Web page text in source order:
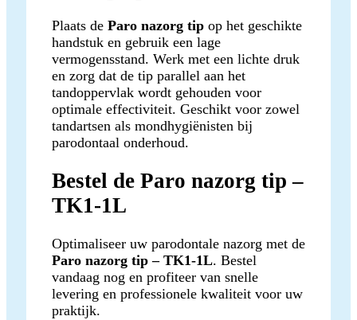
Plaats de Paro nazorg tip op het geschikte
handstuk en gebruik een lage
vermogensstand. Werk met een lichte druk
en zorg dat de tip parallel aan het
tandoppervlak wordt gehouden voor
optimale effectiviteit. Geschikt voor zowel
tandartsen als mondhygiënisten bij
parodontaal onderhoud.
Bestel de Paro nazorg tip –
TK1-1L
Optimaliseer uw parodontale nazorg met de
Paro nazorg tip – TK1-1L. Bestel
vandaag nog en profiteer van snelle
levering en professionele kwaliteit voor uw
praktijk.